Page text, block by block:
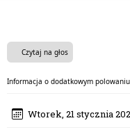
Czytaj na głos
Informacja o dodatkowym
Wtorek, 21 stycznia